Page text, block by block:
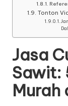
Tonton
Jasa
Sawit:
Murah